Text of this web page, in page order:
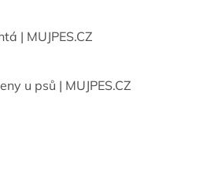
| MUJPES.CZ
u psů | MUJPES.CZ